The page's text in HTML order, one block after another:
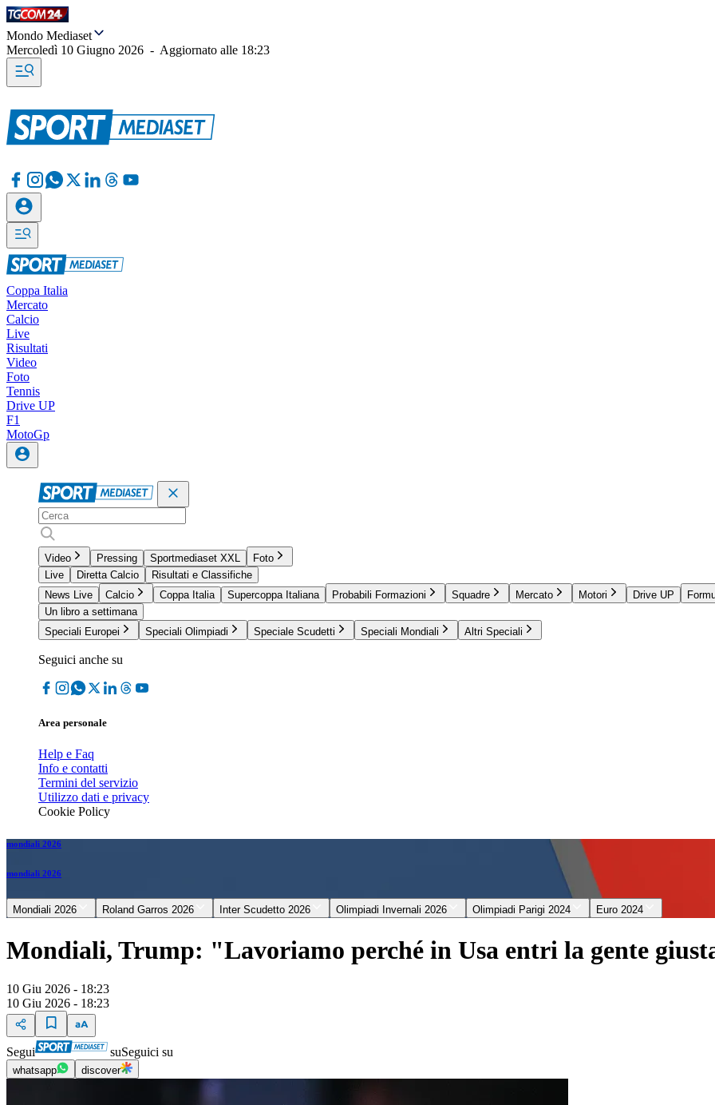
Mondo Mediaset
Mercoledì 10 Giugno 2026 - Aggiornato alle 18:23
Coppa Italia
Mercato
Calcio
Live
Risultati
Video
Foto
Tennis
Drive UP
F1
MotoGp
Video Pressing Sportmediaset XXL
Foto
Live
Diretta Calcio
Risultati e Classifiche
News Live
Calcio Coppa Italia Supercoppa Italiana Probabili Formazioni Squadre Mercato Motori Drive UP
Un libro a settimana
Speciali Europei
Speciali Olimpiadi Speciale Scudetti Speciali Mondiali Altri Speciali
Seguici anche su
Area personale
Help e Faq
Info e contatti
Termini del servizio
Utilizzo dati e privacy
Cookie Policy
mondiali 2026
mondiali 2026
Mondiali 2026 Roland Garros 2026 Inter Scudetto 2026 Olimpiadi Invernali 2026 Olimpiadi Parigi 2024 Euro 2024
Mondiali, Trump: "Lavoriamo perché in Usa entri la gente
10 Giu 2026 - 18:23
10 Giu 2026 - 18:23
Segui suSeguici su
whatsapp discover